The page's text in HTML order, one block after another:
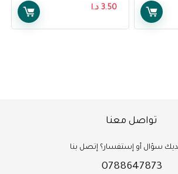
3.50 د.ا
تواصل معنا
سؤال أو إستفسار؟ إتصل بنا
0788647873